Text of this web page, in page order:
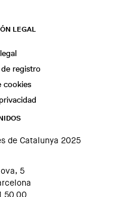
LEGAL
registro
cookies
de Catalunya 2025
5
50 00